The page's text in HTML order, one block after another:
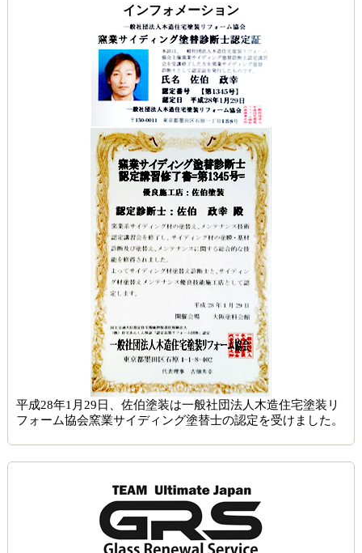
インフォメーション
平成28年1月29日、佐伯塗装は一般社団法人木造住宅塗装リ
フォーム協会窯業サイディング塗替士の認定を受けました。